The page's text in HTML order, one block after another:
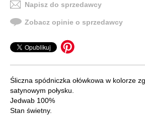
Napisz do sprzedawcy
Zobacz opinie o sprzedawcy
Śliczna spódniczka ołówkowa w kolorze
satynowym połysku.
Jedwab 100%
Stan świetny.